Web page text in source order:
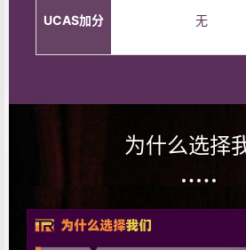
UCAS加分 无
为什么选择